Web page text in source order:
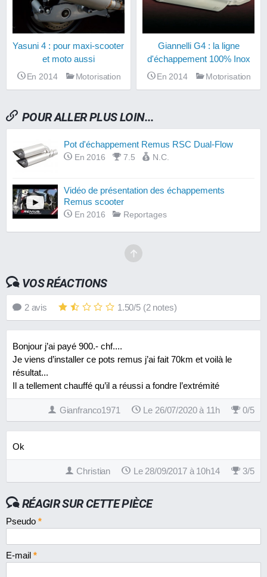
Yasuni 4 : pour maxi-scooter
et moto aussi
En 2014 Motorisation
Giannelli G4 : la ligne
d'échappement 100% Inox
En 2014 Motorisation
POUR ALLER PLUS LOIN...
Pot d'échappement Remus RSC Dual-Flow
En 2016 7.5 N.C.
Vidéo de présentation des échappements
Remus scooter
En 2016 Reportages
VOS RÉACTIONS
2avis 1.50/5 (2notes)
Bonjour j’ai payé 900.- chf....
Je viens d’installer ce pots remus j’ai fait 70km et voilà le
résultat...
Il a tellement chauffé qu’il a réussi a fondre l’extrémité
Gianfranco1971 Le 26/07/2020 à 11h 0/5
Ok
Christian Le 28/09/2017 à 10h14 3/5
RÉAGIR SUR CETTE PIÈCE
Pseudo *
E-mail *